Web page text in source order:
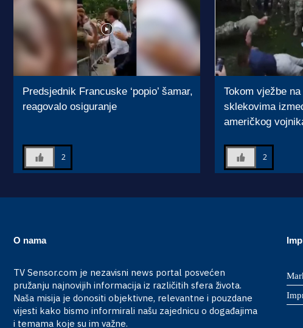
Predsjednik Francuske ‘popio’ šamar,
reagovalo osiguranje
2
Tokom vježbe
sklekovima
američkog
2
O nama
TV Sensor.com je nezavisni news portal posvećen
pružanju najnovijih informacija iz različitih sfera života.
Naša misija je donositi objektivne, relevantne i pouzdane
vijesti kako bismo informirali našu zajednicu o događajima
i temama koje su im važne.